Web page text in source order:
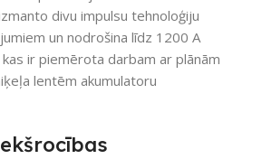
divu impulsu tehnoloģiju
un nodrošina līdz 1200 A
ir piemērota darbam ar plānām
lentēm akumulatoru